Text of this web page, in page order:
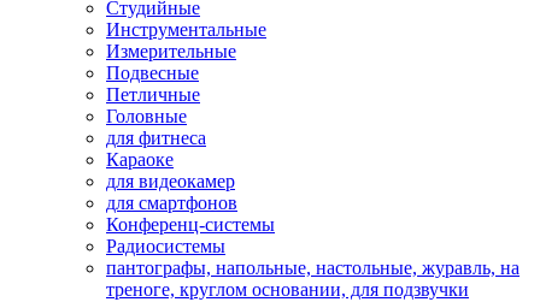
Студийные
Инструментальные
Измерительные
Подвесные
Петличные
Головные
для фитнеса
Караоке
для видеокамер
для смартфонов
Конференц-системы
Радиосистемы
пантографы, напольные, настольные, журавль, на
треноге, круглом основании, для подзвучки